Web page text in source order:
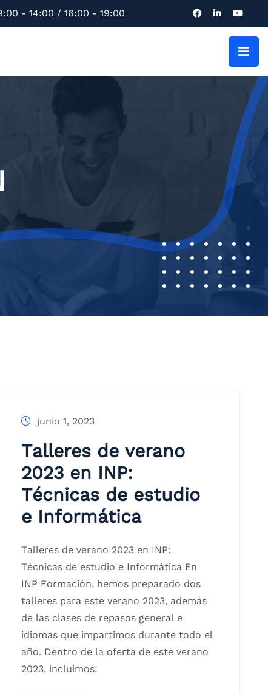
- 14:00 / 16:00 - 19:00
junio 1, 2023
Talleres de verano
2023 en INP:
Técnicas de estudio
e Informática
Talleres de verano 2023 en INP:
Técnicas de estudio e Informática En
INP Formación, hemos preparado dos
talleres para este verano 2023, además
de las clases de repasos general e
idiomas que impartimos durante todo el
año. Dentro de la oferta de este verano
2023, incluimos: